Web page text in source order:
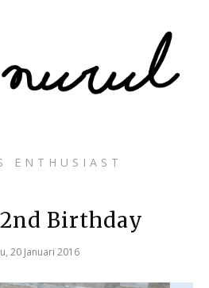
ENTHUSIAST
Birthday
20 Januari 2016